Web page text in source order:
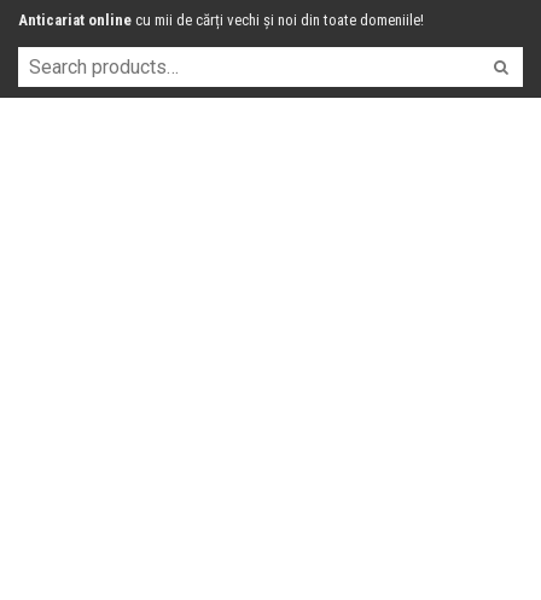
Anticariat online cu mii de cărți vechi și noi din toate domeniile!